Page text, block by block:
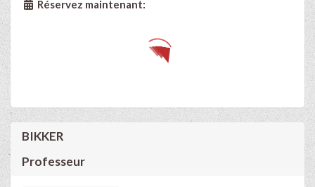
Réservez maintenant:
BIKKER
Professeur